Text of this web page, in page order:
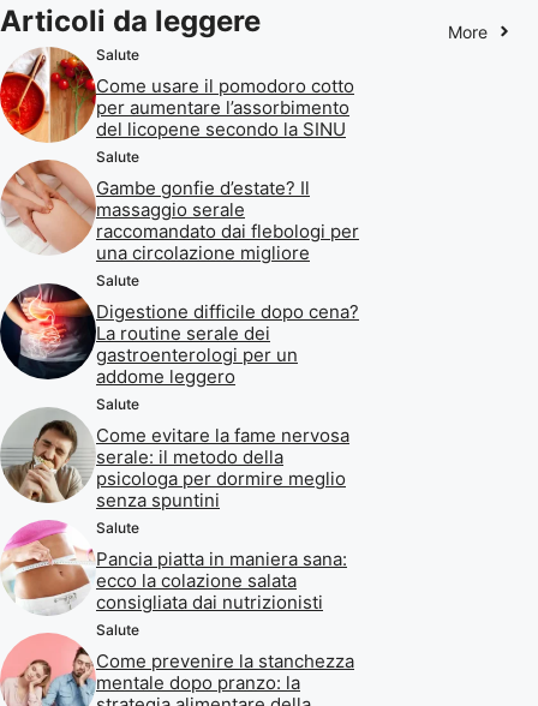
Articoli da leggere More
Salute
Come usare il pomodoro cotto
per aumentare l’assorbimento
del licopene secondo la SINU
Salute
Gambe gonfie d’estate? Il
massaggio serale
raccomandato dai flebologi per
una circolazione migliore
Salute
Digestione difficile dopo cena?
La routine serale dei
gastroenterologi per un
addome leggero
Salute
Come evitare la fame nervosa
serale: il metodo della
psicologa per dormire meglio
senza spuntini
Salute
Pancia piatta in maniera sana:
ecco la colazione salata
consigliata dai nutrizionisti
Salute
Come prevenire la stanchezza
mentale dopo pranzo: la